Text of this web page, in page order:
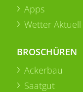
Apps
Wetter Aktuell
BROSCHÜREN
Ackerbau
Saatgut